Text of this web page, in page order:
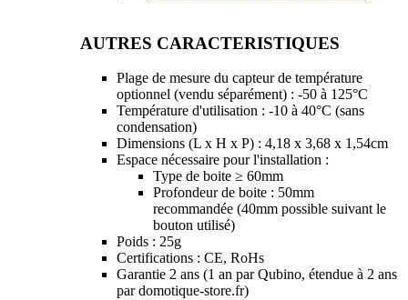
AUTRES CARACTERISTIQUES
Plage de mesure du capteur de température
optionnel (vendu séparément) : -50 à 125°C
Température d'utilisation : -10 à 40°C (sans
condensation)
Dimensions (L x H x P) : 4,18 x 3,68 x 1,54cm
Espace nécessaire pour l'installation :
Type de boite ≥ 60mm
Profondeur de boite : 50mm
recommandée (40mm possible suivant le
bouton utilisé)
Poids : 25g
Certifications : CE, RoHs
Garantie 2 ans (1 an par Qubino, étendue à 2 ans
par domotique-store.fr)